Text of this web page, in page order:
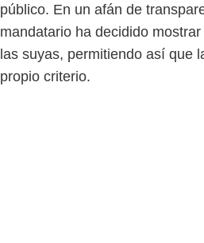
público. En un afán de
mandatario ha decidido
las suyas, permitiendo así que
propio criterio.